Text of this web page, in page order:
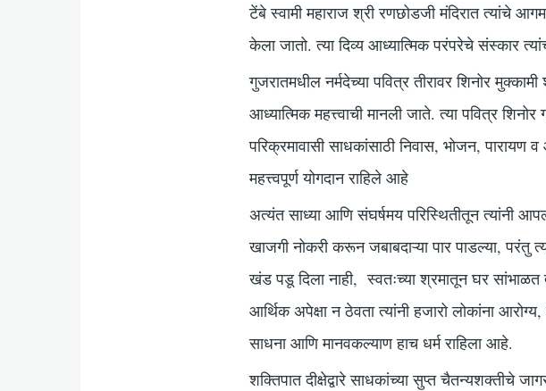
टेंबे स्वामी महाराज श्री रणछोडजी मंदिरात त्यांचे
केला जातो. त्या दिव्य आध्यात्मिक परंपरेचे संस्कार
गुजरातमधील नर्मदेच्या पवित्र तीरावर शिनोर
आध्यात्मिक महत्त्वाची मानली जाते. त्या पवित्र
परिक्रमावासी साधकांसाठी निवास, भोजन, पारायण
महत्त्वपूर्ण योगदान राहिले आहे
अत्यंत साध्या आणि संघर्षमय परिस्थितीतून त्यांनी
खाजगी नोकरी करून जबाबदाऱ्या पार पाडल्या, परंतु
खंड पडू दिला नाही, स्वतःच्या श्रमातून घर सांभाळत
आर्थिक अपेक्षा न ठेवता त्यांनी हजारो लोकांना
साधना आणि मानवकल्याण हाच धर्म राहिला आहे.
शक्तिपात दीक्षेद्वारे साधकांच्या सुप्त चैतन्यशक्तीचे